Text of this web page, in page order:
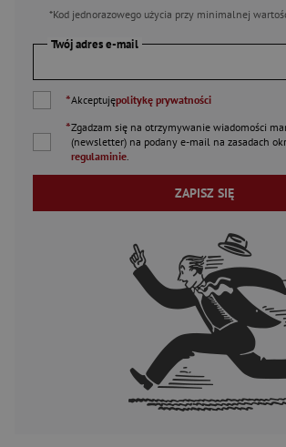
*Kod jednorazowego użycia przy minimalnej
Twój adres e-mail
*Akceptujępolitykę prywatności
*Zgadzam się na otrzymywanie wiadomości
(newsletter) na podany e-mail na zasadach
regulaminie
ZAPISZ SIĘ